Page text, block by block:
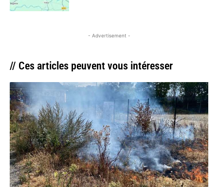
- Advertisement -
// Ces articles peuvent vous intéresser